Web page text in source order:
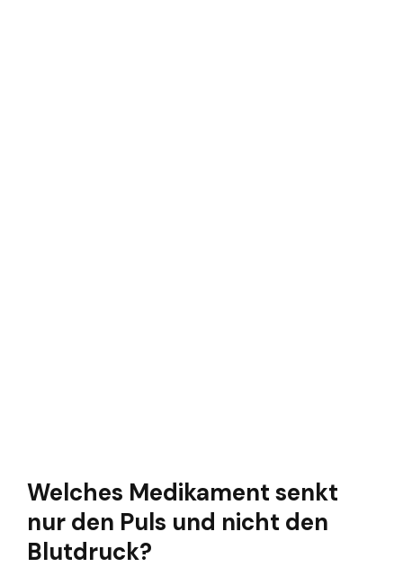
Welches Medikament senkt
nur den Puls und nicht den
Blutdruck?